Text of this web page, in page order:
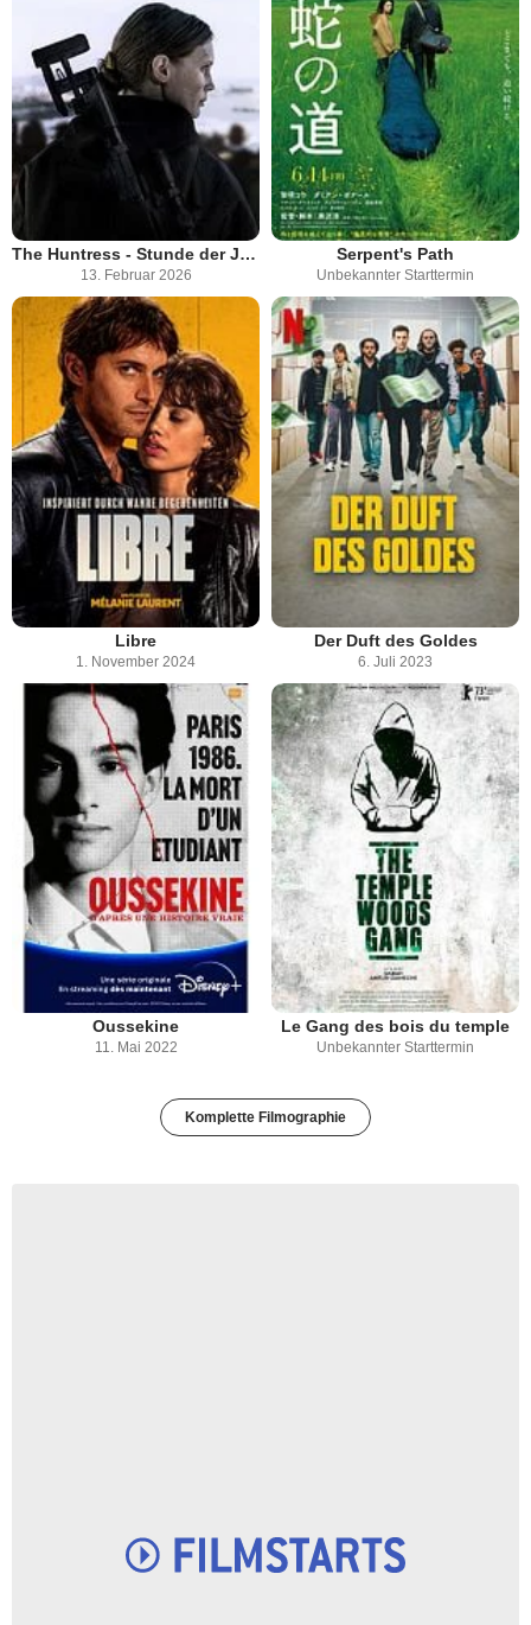
The Huntress - Stunde der Jägerin
13. Februar 2026
Serpent's Path
Unbekannter Starttermin
Libre
1. November 2024
Der Duft des Goldes
6. Juli 2023
Oussekine
11. Mai 2022
Le Gang des bois du temple
Unbekannter Starttermin
Komplette Filmographie